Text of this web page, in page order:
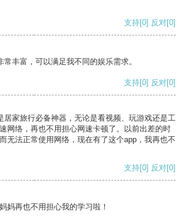
支持[0] 反对[0]
丰富，可以满足我不同的娱乐需求。
支持[0] 反对[0]
居家旅行必备神器，无论是看视频、玩游戏还是工
网络，再也不用担心网速卡顿了。以前出差的时
无法正常使用网络，现在有了这个app，我再也不
支持[0] 反对[0]
妈再也不用担心我的学习啦！